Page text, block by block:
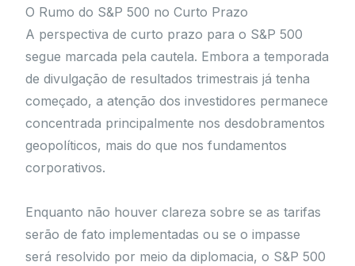
O Rumo do S&P 500 no Curto Prazo
A perspectiva de curto prazo para o S&P 500
segue marcada pela cautela. Embora a temporada
de divulgação de resultados trimestrais já tenha
começado, a atenção dos investidores permanece
concentrada principalmente nos desdobramentos
geopolíticos, mais do que nos fundamentos
corporativos.
Enquanto não houver clareza sobre se as tarifas
serão de fato implementadas ou se o impasse
será resolvido por meio da diplomacia, o S&P 500